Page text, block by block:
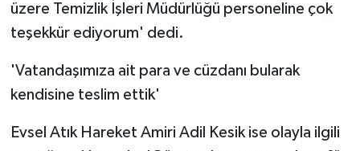
üzere Temizlik İşleri Müdürlüğü personeline çok
teşekkür ediyorum' dedi.
'Vatandaşımıza ait para ve cüzdanı bularak
kendisine teslim ettik'
Evsel Atık Hareket Amiri Adil Kesik ise olayla ilgili